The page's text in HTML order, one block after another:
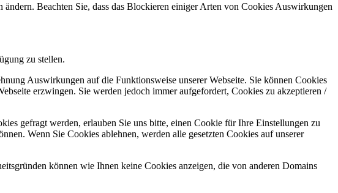
Beachten Sie, dass das Blockieren einiger Arten von Cookies Auswirkungen
zu stellen.
Auswirkungen auf die Funktionsweise unserer Webseite. Sie können Cookies
erzwingen. Sie werden jedoch immer aufgefordert, Cookies zu akzeptieren /
gefragt werden, erlauben Sie uns bitte, einen Cookie für Ihre Einstellungen zu
Wenn Sie Cookies ablehnen, werden alle gesetzten Cookies auf unserer
können wie Ihnen keine Cookies anzeigen, die von anderen Domains